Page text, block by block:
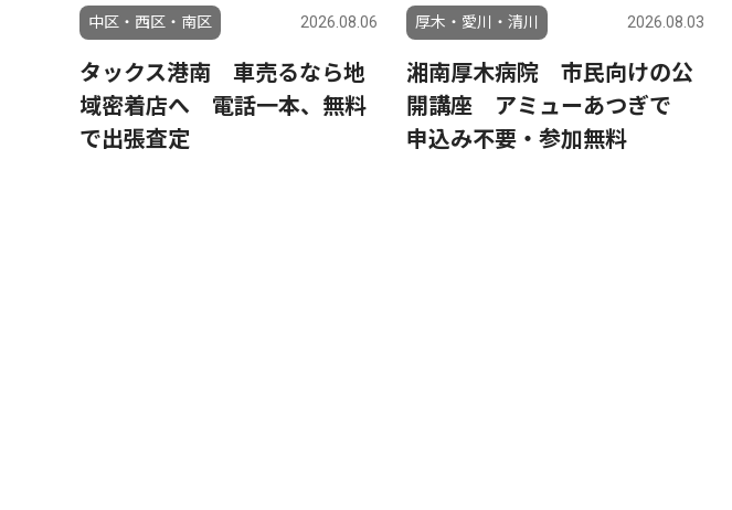
中区・西区・南区 2026.08.06
タックス港南 車売るなら地
域密着店へ 電話一本、無料
で出張査定
厚木・愛川・清川 2026.08.03
湘南厚木病院 市民向けの公
開講座 アミューあつぎで
申込み不要・参加無料